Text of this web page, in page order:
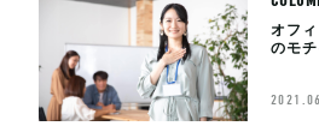
オフ
のモ